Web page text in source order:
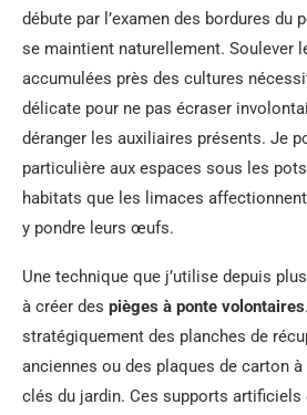
débute par l’examen des bordures du
se maintient naturellement. Soulever
accumulées près des cultures
délicate pour ne pas écraser
déranger les auxiliaires présents. Je
particulière aux espaces sous les
habitats que les limaces
y pondre leurs œufs.
Une technique que j’utilise depuis
à créer des pièges à ponte volontaires
stratégiquement des planches de
anciennes ou des plaques de carton
clés du jardin. Ces supports artificiels